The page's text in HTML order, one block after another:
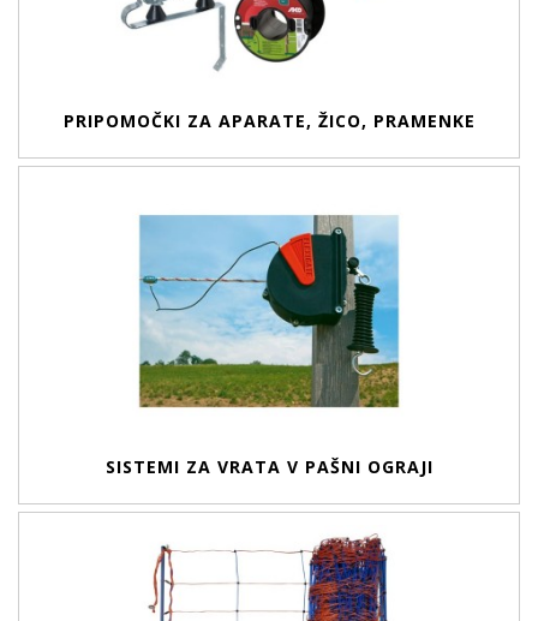
PRIPOMOČKI ZA APARATE, ŽICO, PRAMENKE
SISTEMI ZA VRATA V PAŠNI OGRAJI